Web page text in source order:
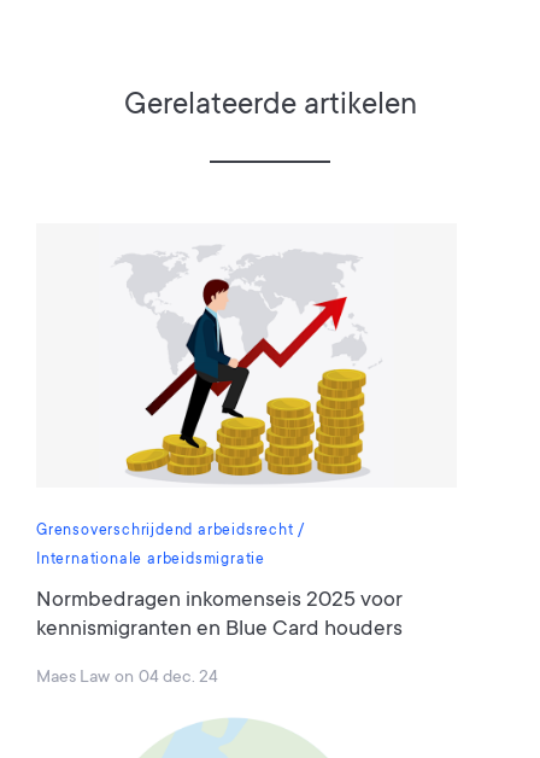
Gerelateerde artikelen
Grensoverschrijdend arbeidsrecht
Internationale arbeidsmigratie
Normbedragen inkomenseis 2025 voor
kennismigranten en Blue Card houders
Maes Law on 04 dec. 24